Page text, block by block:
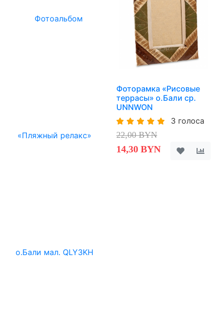
Фоторамка «Рисовые
террасы» о.Бали ср.
UNNWON
3 голоса
22,00 BYN
14,30 BYN